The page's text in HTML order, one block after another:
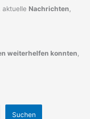
, aktuelle Nachrichten,
weiterhelfen konnten,
Suchen